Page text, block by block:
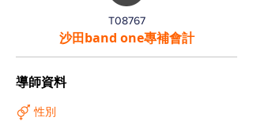
T08767
沙田band one專補會計
導師資料
性別